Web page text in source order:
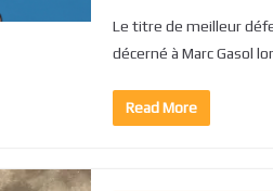
Le titre de meilleur
décerné à Marc Gasol
Read More